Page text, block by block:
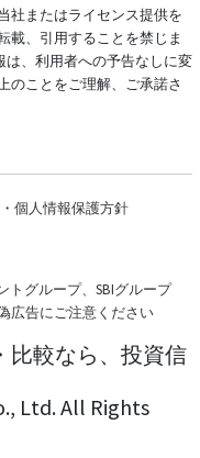
社またはライセンス提供を
載、引用することを禁じま
は、利用者への予告なしに変
のことをご理解、ご承諾さ
・ 個人情報保護方針
トグループ、SBIグループ
広告にご注意ください
比較なら、投資信
Ltd. All Rights